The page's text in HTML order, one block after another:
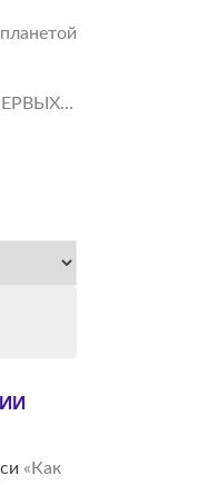
«Как